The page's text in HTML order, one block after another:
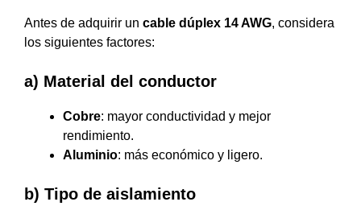
Antes de adquirir un cable dúplex 14 AWG, considera
los siguientes factores:
a) Material del conductor
Cobre: mayor conductividad y mejor
rendimiento.
Aluminio: más económico y ligero.
b) Tipo de aislamiento